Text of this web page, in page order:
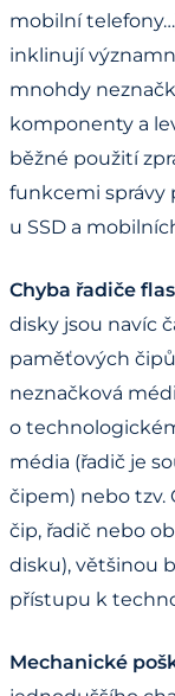
mobilní
inklinují
mnohdy
komponenty a
běžné použití
funkcemi správy
u SSD a
Chyba řadiče
disky jsou navíc
paměťových
neznačková
o
média (řadič je
čipem) nebo tzv.
čip, řadič nebo
disku), většinou
přístupu k
Mechanické